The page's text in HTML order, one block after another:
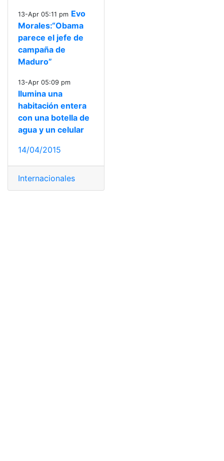
13-Apr 05:11 pm Evo
Morales:“Obama
parece el jefe de
campaña de
Maduro”
13-Apr 05:09 pm
Ilumina una
habitación entera
con una botella de
agua y un celular
14/04/2015
Internacionales